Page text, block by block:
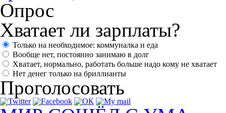
Опрос
Хватает ли зарплаты?
Только на необходимое: коммуналка и еда
Вообще нет, постоянно занимаю в долг
Хватает, нормально, работать больше надо кому не хватает
Нет денег только на бриллианты
Проголосовать